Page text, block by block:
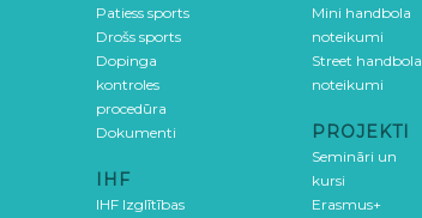
Patiess sports
Drošs sports
Dopinga
kontroles
procedūra
Dokumenti
IHF
IHF Izglītības
Mini handbola
noteikumi
Street handbola
noteikumi
PROJEKTI
Semināri un
kursi
Erasmus+